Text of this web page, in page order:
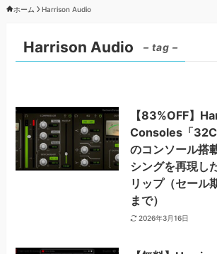
ホーム Harrison Audio
Harrison Audio – tag –
【83%OFF】
Consoles「
のコンソール搭
シングを再現し
リップ（セール
まで）
2026年3月16日